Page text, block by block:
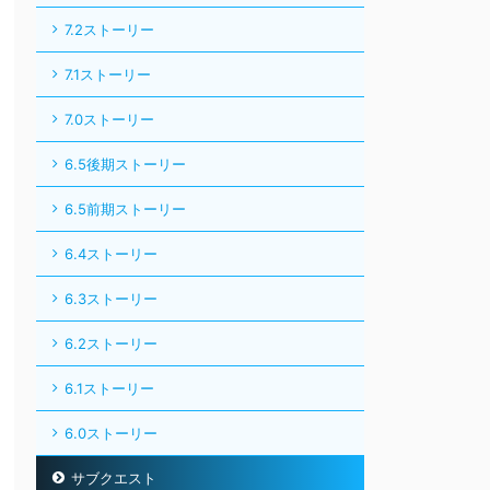
7.2ストーリー
7.1ストーリー
7.0ストーリー
6.5後期ストーリー
6.5前期ストーリー
6.4ストーリー
6.3ストーリー
6.2ストーリー
6.1ストーリー
6.0ストーリー
サブクエスト